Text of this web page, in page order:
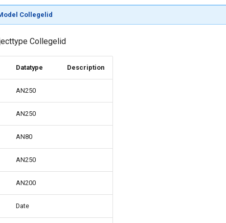
Collegelid
Collegelid
Datatype Description
AN250
AN250
AN80
AN250
AN200
Date